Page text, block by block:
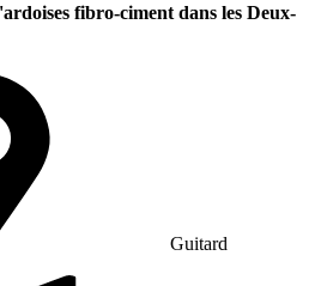
fibro-ciment dans les Deux-
Guitard